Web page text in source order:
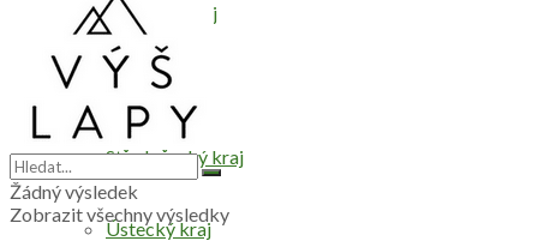
Plzeňský kraj
Praha
Středočeský kraj
Ústecký kraj
Žádný výsledek
Zobrazit všechny výsledky